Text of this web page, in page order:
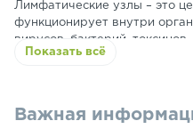
Лимфатические узлы – это
функционирует внутри
вирусов, бактерий,
за функционирование
Показать всё
Важная